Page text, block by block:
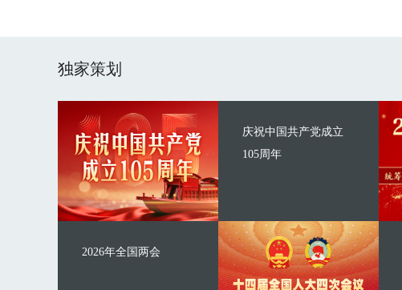
独家策划
庆祝中国共产党成立
105周年
2026年全国两会